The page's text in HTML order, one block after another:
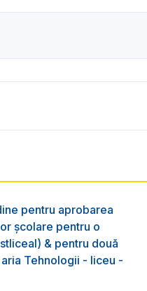
pentru aprobarea
școlare pentru o
& pentru două
Tehnologii - liceu -